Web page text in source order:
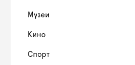
Музеи
Кино
Спорт